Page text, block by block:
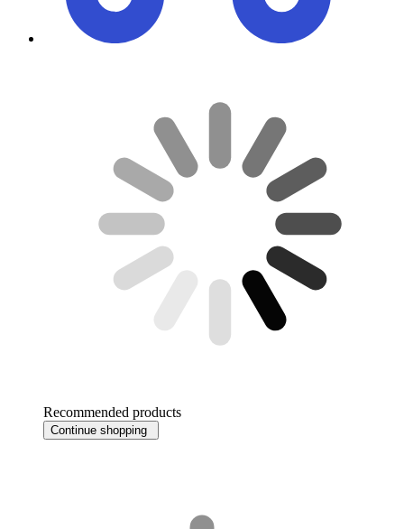
Recommended products
Continue shopping